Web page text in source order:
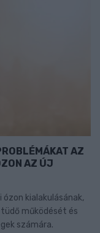
AZ
AZ ÚJ
kialakulásának,
működését és
számára.